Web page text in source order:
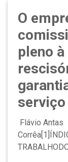
O
pleno
serviço
Flávio Antas